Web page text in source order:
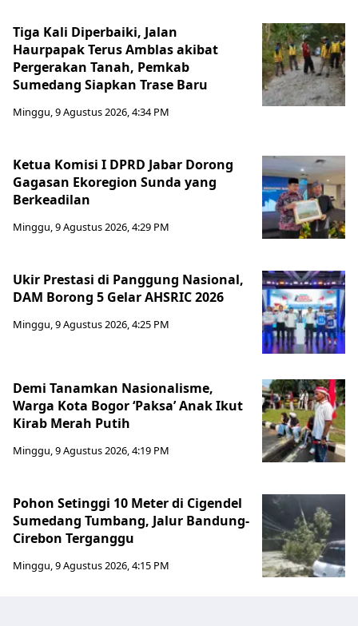
Tiga Kali Diperbaiki, Jalan
Haurpapak Terus Amblas akibat
Pergerakan Tanah, Pemkab
Sumedang Siapkan Trase Baru
Minggu, 9 Agustus 2026, 4:34 PM
Ketua Komisi I DPRD Jabar Dorong
Gagasan Ekoregion Sunda yang
Berkeadilan
Minggu, 9 Agustus 2026, 4:29 PM
Ukir Prestasi di Panggung Nasional,
DAM Borong 5 Gelar AHSRIC 2026
Minggu, 9 Agustus 2026, 4:25 PM
Demi Tanamkan Nasionalisme,
Warga Kota Bogor ‘Paksa’ Anak Ikut
Kirab Merah Putih
Minggu, 9 Agustus 2026, 4:19 PM
Pohon Setinggi 10 Meter di Cigendel
Sumedang Tumbang, Jalur Bandung-
Cirebon Terganggu
Minggu, 9 Agustus 2026, 4:15 PM